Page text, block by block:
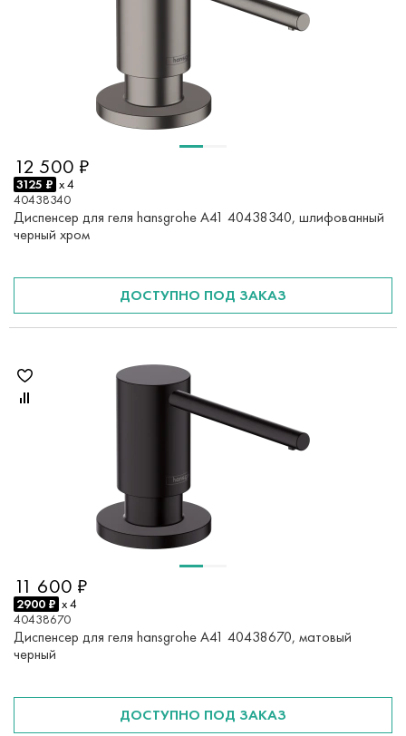
12 500 ₽
3125 ₽ x 4
40438340
Диспенсер для геля hansgrohe A41 40438340, шлифованный
черный хром
ДОСТУПНО ПОД ЗАКАЗ
11 600 ₽
2900 ₽ x 4
40438670
Диспенсер для геля hansgrohe A41 40438670, матовый
черный
ДОСТУПНО ПОД ЗАКАЗ